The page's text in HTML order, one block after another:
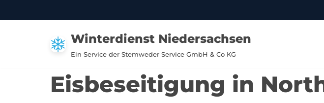
Winterdienst Niedersachsen
Ein Service der Stemweder Service GmbH & Co KG
Eisbeseitigung in